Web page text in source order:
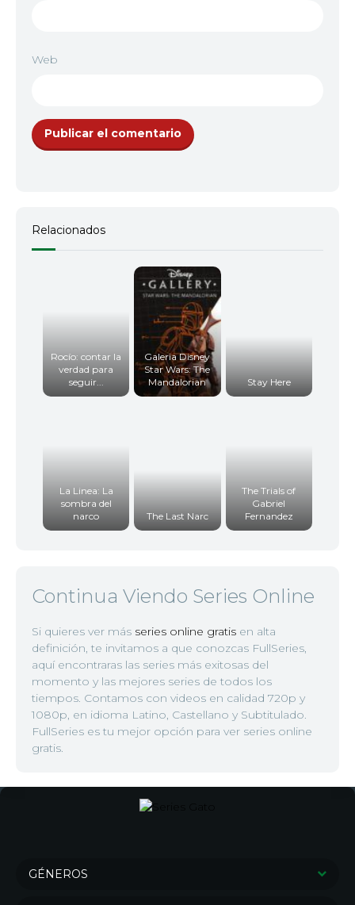
Web
Relacionados
Rocío: contar la
verdad para
seguir...
Galeria Disney
Star Wars: The
Mandalorian
Stay Here
La Linea: La
sombra del
narco
The Last Narc
The Trials of
Gabriel
Fernandez
Continua Viendo Series Online
Si quieres ver más series online gratis en alta
definición, te invitamos a que conozcas FullSeries,
aquí encontraras las series más exitosas del
momento y las mejores series de todos los
tiempos. Contamos con videos en calidad 720p y
1080p, en idioma Latino, Castellano y Subtitulado.
FullSeries es tu mejor opción para ver series online
gratis.
GÉNEROS